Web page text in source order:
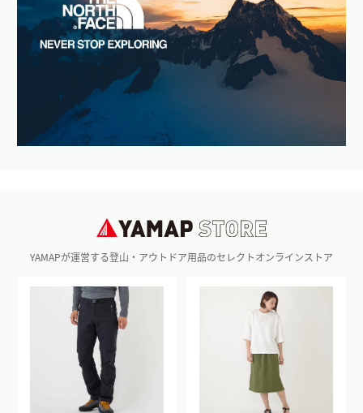
YAMAPが運営する登山・アウトドア用品のセレクトオンラインストア